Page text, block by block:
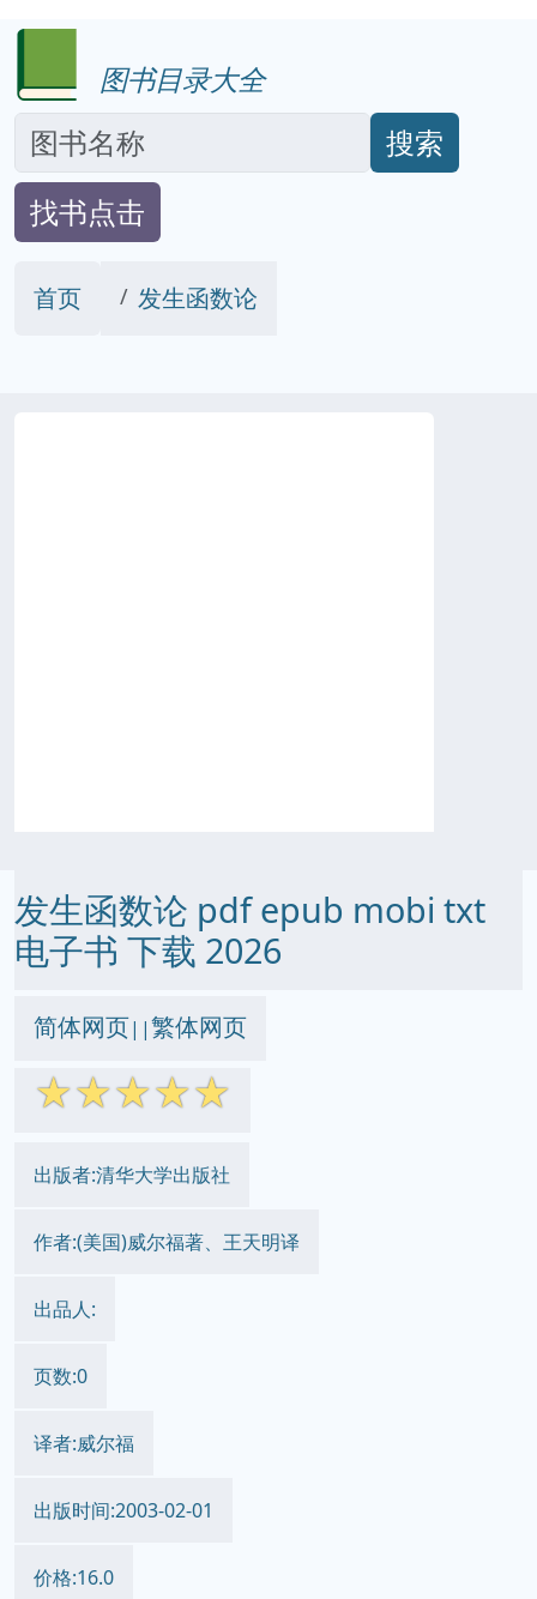
图书目录大全
搜索
找书点击
首页 发生函数论
发生函数论 pdf epub mobi txt
电子书 下载 2026
简体网页||繁体网页
☆☆☆☆☆
出版者:清华大学出版社
作者:(美国)威尔福著、王天明译
出品人:
页数:0
译者:威尔福
出版时间:2003-02-01
价格:16.0